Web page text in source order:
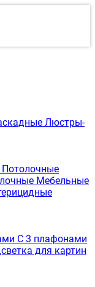
Люстры-
Потолочные
Мебельные
С 3 плафонами
для картин